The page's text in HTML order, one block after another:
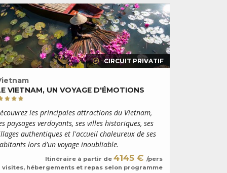
CIRCUIT PRIVATIF
VIETNAM, UN VOYAGE D'ÉMOTIONS
les principales attractions du Vietnam,
paysages verdoyants, ses villes historiques, ses
authentiques et l'accueil chaleureux de ses
lors d'un voyage inoubliable.
Itinéraire à partir de 4145 € /pers
visites, hébergements et repas selon programme